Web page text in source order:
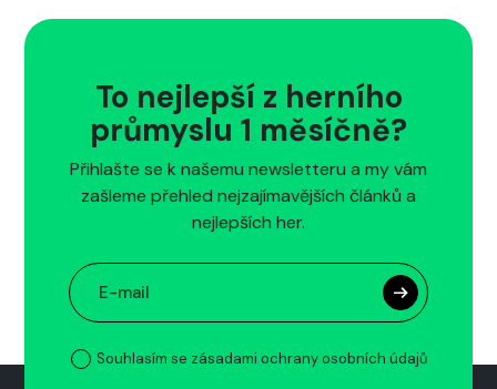
To nejlepší z herního
průmyslu 1 měsíčně?
Přihlašte se k našemu newsletteru a my vám
zašleme přehled nejzajímavějších článků a
nejlepších her.
Souhlasím se zásadami ochrany osobních údajů